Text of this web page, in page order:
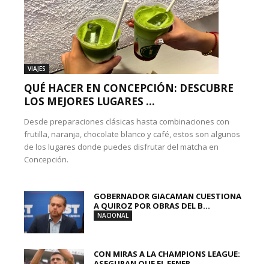
VIAJES
QUÉ HACER EN CONCEPCIÓN: DESCUBRE
LOS MEJORES LUGARES ...
Desde preparaciones clásicas hasta combinaciones con
frutilla, naranja, chocolate blanco y café, estos son algunos
de los lugares donde puedes disfrutar del matcha en
Concepción.
GOBERNADOR GIACAMAN CUESTIONA
A QUIROZ POR OBRAS DEL B...
NACIONAL
CON MIRAS A LA CHAMPIONS LEAGUE: